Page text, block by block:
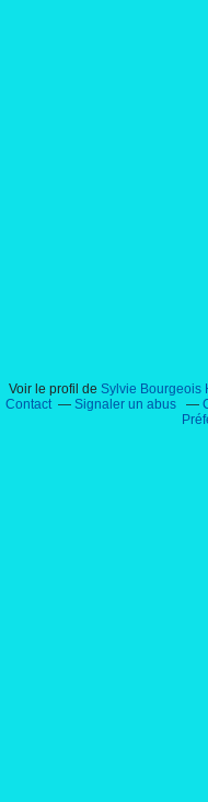
Voir le profil de Sylvie Bourgeois
Contact
Signaler un abus